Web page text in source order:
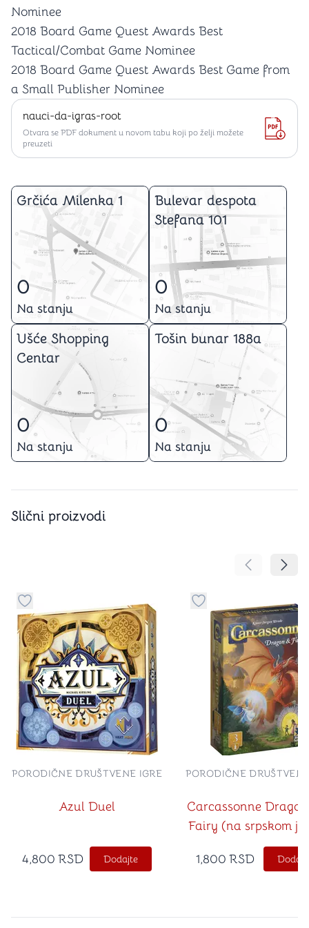
Nominee
2018 Board Game Quest Awards Best
Tactical/Combat Game Nominee
2018 Board Game Quest Awards Best Game from
a Small Publisher Nominee
nauci-da-igras-root
Otvara se PDF dokument u novom tabu koji po želji možete
preuzeti
Grčića Milenka 1
0
Na stanju
Bulevar despota
Stefana 101
0
Na stanju
Ušće Shopping
Centar
0
Na stanju
Tošin bunar 188a
0
Na stanju
Slični proizvodi
Pomeranje
Dugme za dodavanje stvari u kategoriju omiljeno
Azul Duel
PORODIČNE DRUŠTVENE IGRE
4,800 RSD Dodajte
Dugme za dodavanje
Carcassonne
Fairy (na srpskom
PORODIČNE
1,800 RSD